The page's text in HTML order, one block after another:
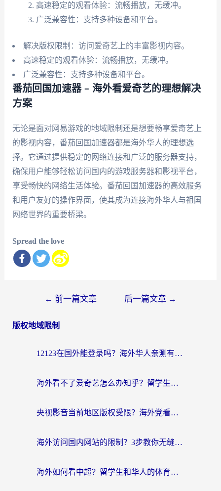
高速稳定的观看体验：流畅播放，无缓冲。
广泛兼容性：支持多种设备和平台。
解决版权限制：访问爱奇艺上的丰富影视内容。
高速稳定的观看体验：流畅播放，无缓冲。
广泛兼容性：支持多种设备和平台。
番茄回国加速器 – 海外看爱奇艺的理想解决
方案
无论是面对网易游戏的地域限制还是想要畅享爱奇艺上
的影视内容，番茄回国加速器都是海外华人的理想选
择。它通过提供稳定的网络连接和广泛的服务器支持，
确保用户能够轻松访问国内的游戏服务器和影视平台，
享受畅快的网络生活体验。番茄回国加速器的高效服务
和用户友好的操作界面，使其成为连接海外华人与祖国
网络世界的重要桥梁。
Spread the love
导
← 前一篇文章 后一篇文章 →
版权地域限制
12123在国外能登录吗？海外华人亲测有效的回国加速器选择指南
海外看不了爱奇艺怎么办知乎？留学生亲测有效的回国加速方案
央视影音当前地区版权受限？海外党看国内剧、追电视台的终极解决方案
海外访问国内网站的限制？3步教你无缝解锁国内资源（附实测最优工具）
海外如何看中超？留学生和华人的体育赛事观看终极指南（附欧洲杯奥运会观看技巧）